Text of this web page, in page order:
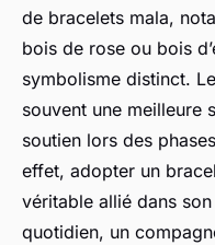
de bracelets mala,
bois de rose ou bois
symbolisme distinct.
souvent une meilleure
soutien lors des
effet, adopter un
véritable allié dans
quotidien, un